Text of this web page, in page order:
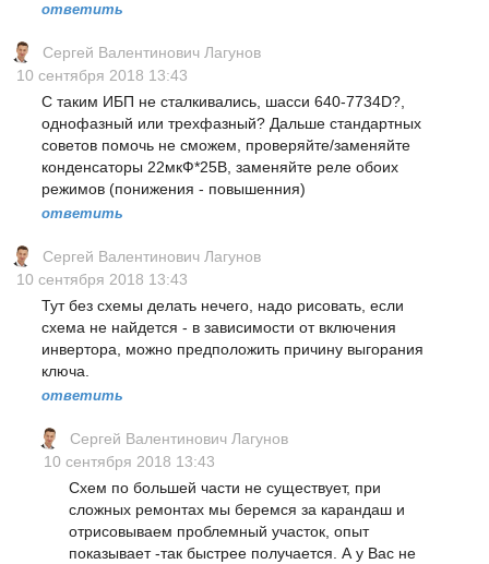
ответить
Сергей Валентинович Лагунов
10 сентября 2018 13:43
С таким ИБП не сталкивались, шасси 640-7734D?,
однофазный или трехфазный? Дальше стандартных
советов помочь не сможем, проверяйте/заменяйте
конденсаторы 22мкФ*25В, заменяйте реле обоих
режимов (понижения - повышенния)
ответить
Сергей Валентинович Лагунов
10 сентября 2018 13:43
Тут без схемы делать нечего, надо рисовать, если
схема не найдется - в зависимости от включения
инвертора, можно предположить причину выгорания
ключа.
ответить
Сергей Валентинович Лагунов
10 сентября 2018 13:43
Схем по большей части не существует, при
сложных ремонтах мы беремся за карандаш и
отрисовываем проблемный участок, опыт
показывает -так быстрее получается. А у Вас не